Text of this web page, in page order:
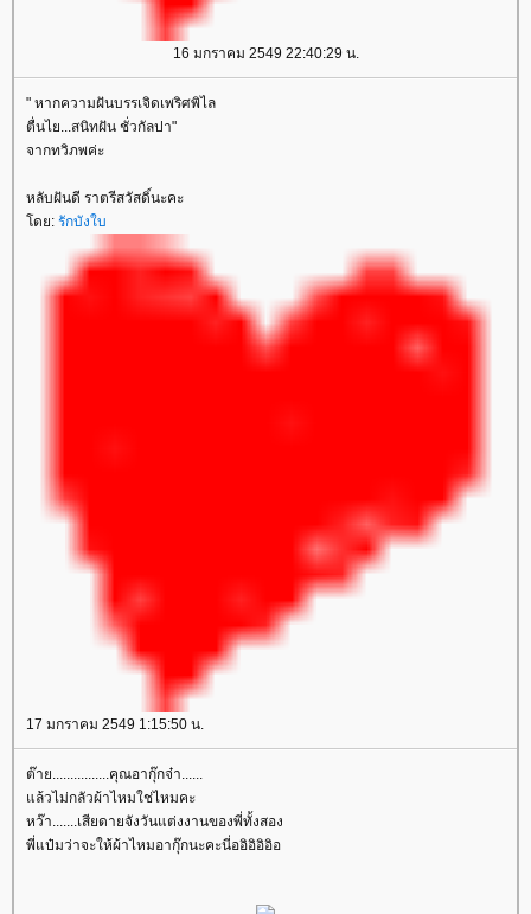
16 มกราคม 2549 22:40:29 น.
" หากความฝันบรรเจิดเพริศพิไล
ตื่นไย...สนิทฝัน ชั่วกัลปา"
จากทวิภพค่ะ
หลับฝันดี ราตรีสวัสดิ์นะคะ
ดย: รักบังใบ
17 มกราคม 2549 1:15:50 น.
ต๊าย................คุณอากุ๊กจ๋า......
ล้วไม่กลัวผ้าไหมใช่ไหมคะ
หว๊า.......เสียดายจังวันแต่งงานของพี่ทั้งสอง
พี่แป๋มว่าจะให้ผ้าไหมอากุ๊กนะคะนี่ออิอิอิอิอ